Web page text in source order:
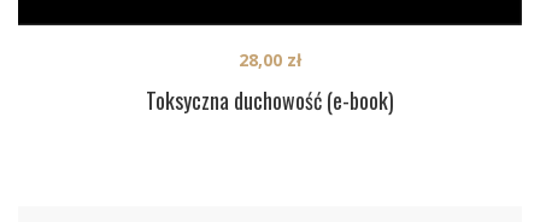
Toksyczna duchowość (e-book)
28,00 zł